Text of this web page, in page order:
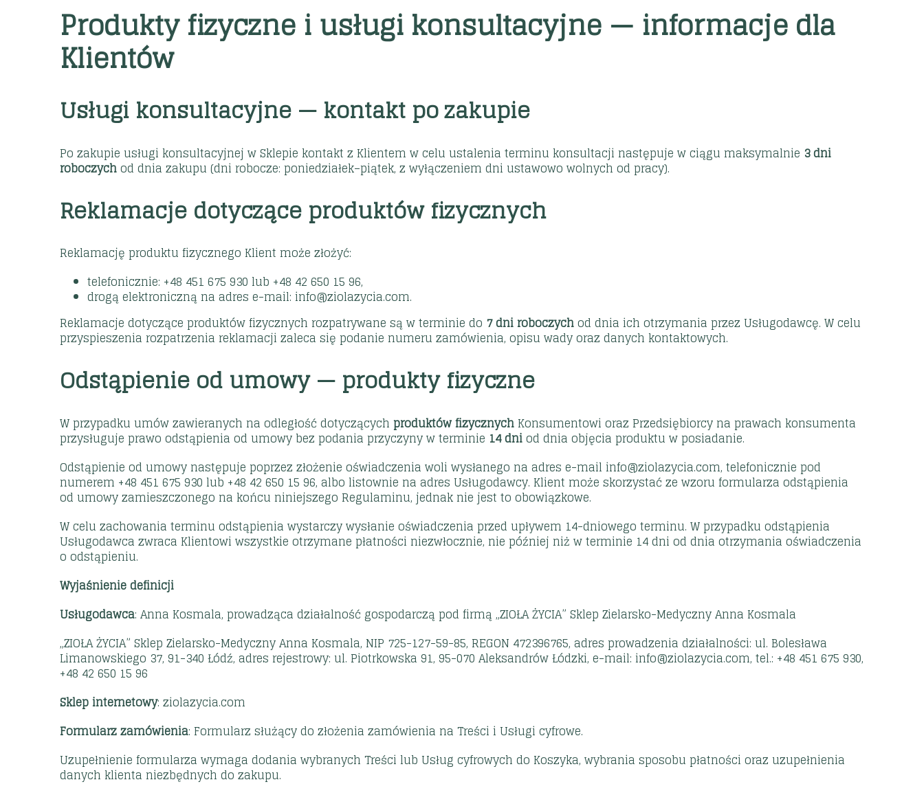
Produkty fizyczne i usługi konsultacyjne — informacje dla
Klientów
Usługi konsultacyjne — kontakt po zakupie
Po zakupie usługi konsultacyjnej w Sklepie kontakt z Klientem w celu ustalenia terminu konsultacji następuje w ciągu maksymalnie 3 dni
roboczychod dnia zakupu (dni robocze: poniedziałek–piątek, z wyłączeniem dni ustawowo wolnych od pracy).
Reklamacje dotyczące produktów fizycznych
Reklamację produktu fizycznego Klient może złożyć:
telefonicznie: +48 451 675 930 lub +48 42 650 15 96,
drogą elektroniczną na adres e-mail: info@ziolazycia.com.
Reklamacje dotyczące produktów fizycznych rozpatrywane są w terminie do 7 dni roboczychod dnia ich otrzymania przez Usługodawcę. W celu
przyspieszenia rozpatrzenia reklamacji zaleca się podanie numeru zamówienia, opisu wady oraz danych kontaktowych.
Odstąpienie od umowy — produkty fizyczne
W przypadku umów zawieranych na odległość dotyczących produktów fizycznych Konsumentowi oraz Przedsiębiorcy na prawach konsumenta
przysługuje prawo odstąpienia od umowy bez podania przyczyny w terminie 14 dniod dnia objęcia produktu w posiadanie.
Odstąpienie od umowy następuje poprzez złożenie oświadczenia woli wysłanego na adres e-mail info@ziolazycia.com, telefonicznie pod
numerem +48 451 675 930 lub +48 42 650 15 96, albo listownie na adres Usługodawcy. Klient może skorzystać ze wzoru formularza odstąpienia
od umowy zamieszczonego na końcu niniejszego Regulaminu, jednak nie jest to obowiązkowe.
W celu zachowania terminu odstąpienia wystarczy wysłanie oświadczenia przed upływem 14-dniowego terminu. W przypadku odstąpienia
Usługodawca zwraca Klientowi wszystkie otrzymane płatności niezwłocznie, nie później niż w terminie 14 dni od dnia otrzymania oświadczenia
o odstąpieniu.
Wyjaśnienie definicji
Usługodawca: Anna Kosmala, prowadząca działalność gospodarczą pod firmą „ZIOŁA ŻYCIA” Sklep Zielarsko-Medyczny Anna Kosmala
„ZIOŁA ŻYCIA” Sklep Zielarsko-Medyczny Anna Kosmala, NIP 725-127-59-85, REGON 472396765, adres prowadzenia działalności: ul. Bolesława
Limanowskiego 37, 91-340 Łódź, adres rejestrowy: ul. Piotrkowska 91, 95-070 Aleksandrów Łódzki, e-mail: info@ziolazycia.com, tel.: +48 451 675 930,
+48 42 650 15 96
Sklep internetowy: ziolazycia.com
Formularz zamówienia: Formularz służący do złożenia zamówienia na Treści i Usługi cyfrowe.
Uzupełnienie formularza wymaga dodania wybranych Treści lub Usług cyfrowych do Koszyka, wybrania sposobu płatności oraz uzupełnienia
danych klienta niezbędnych do zakupu.